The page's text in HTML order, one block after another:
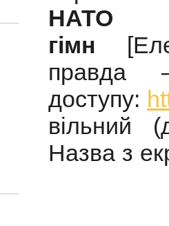
НАТО
гімн
правда
доступу:
вільний
Назва з